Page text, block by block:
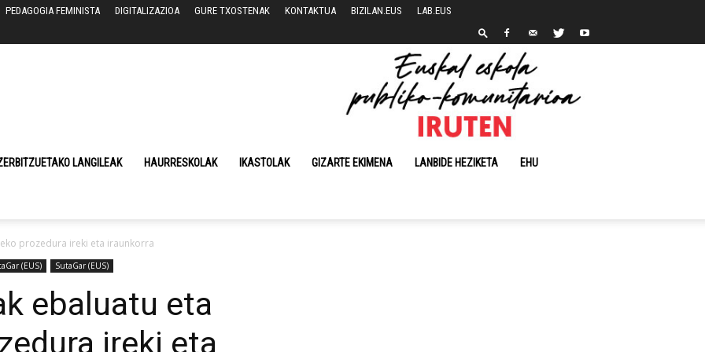
PEDAGOGIA FEMINISTA DIGITALIZAZIOA GURE TXOSTENAK KONTAKTUA BIZILAN.EUS LAB.EUS
LANGILEAK HAURRESKOLAK IKASTOLAK GIZARTE EKIMENA LANBIDE HEZIKETA EHU
prozedura ireki eta iraunkorra
(EUS) SutaGar (EUS)
ebaluatu eta
ireki eta